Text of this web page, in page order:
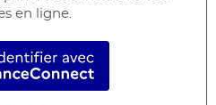
en ligne.
S’identifier avec